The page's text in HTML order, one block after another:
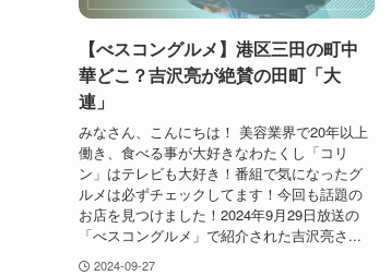
【べスコングルメ】港区三田の町中
華どこ？吉沢亮が絶賛の田町「大
連」
みなさん、こんにちは！ 美容業界で20年以上
働き、食べる事が大好きなわたくし「コリ
ン」はテレビも大好き！番組で気になったグ
ルメは必ずチェックしてます！今回も話題の
お店を見つけました！2024年9月29日放送の
「べスコングルメ」で紹介された吉沢亮さ...
2024-09-27